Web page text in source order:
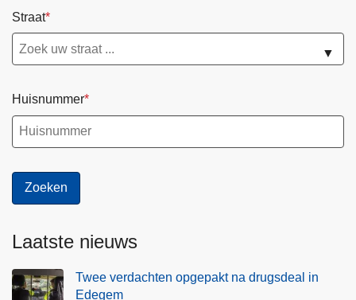
Straat
▼
Huisnummer
Laatste nieuws
Twee verdachten opgepakt na drugsdeal in
Edegem